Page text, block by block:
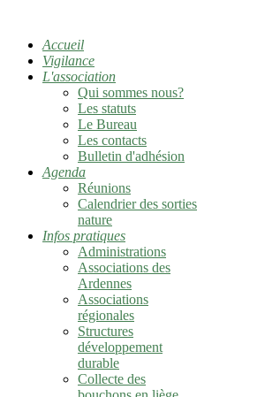
Accueil
Vigilance
L'association
Qui sommes nous?
Les statuts
Le Bureau
Les contacts
Bulletin d'adhésion
Agenda
Réunions
Calendrier des sorties
nature
Infos pratiques
Administrations
Associations des
Ardennes
Associations
régionales
Structures
développement
durable
Collecte des